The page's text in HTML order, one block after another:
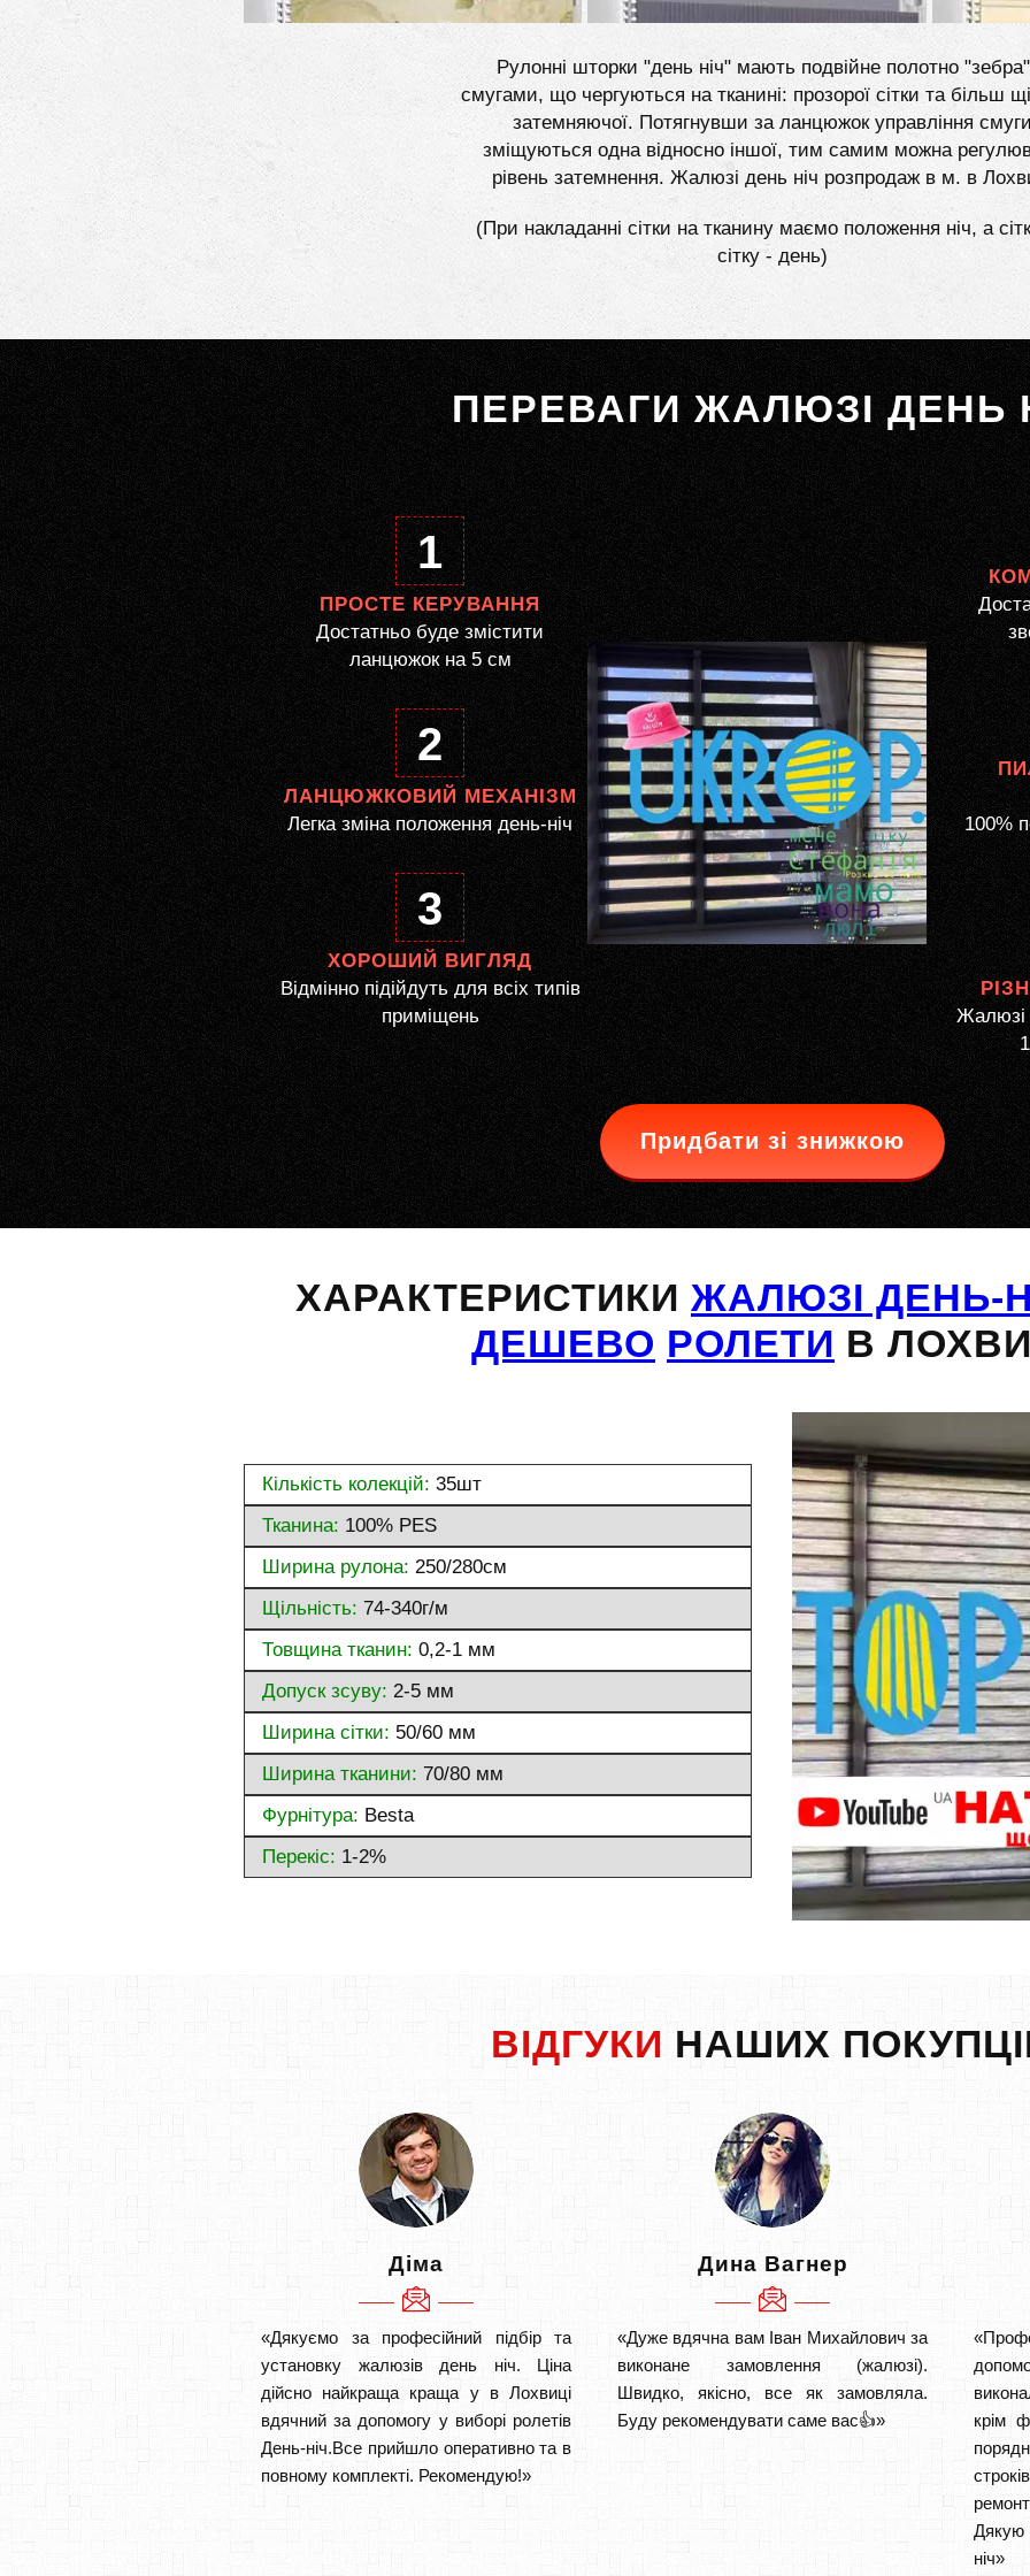
Рулонні шторки "день ніч" мають подвійне полотно "зебра"
смугами, що чергуються на тканині: прозорої сітки та більш
затемняючої. Потягнувши за ланцюжок управління
зміщуються одна відносно іншої, тим самим можна
рівень затемнення. Жалюзі день ніч розпродаж в м. в
(При накладанні сітки на тканину маємо положення ніч, а
сітку - день)
ПЕРЕВАГИ ЖАЛЮЗІ ДЕНЬ
1
ПРОСТЕ КЕРУВАННЯ
Достатньо буде змістити
ланцюжок на 5 см
2
ЛАНЦЮЖКОВИЙ МЕХАНІЗМ
Легка зміна положення день-ніч
3
ХОРОШИЙ ВИГЛЯД
Відмінно підійдуть для всіх типів
приміщень
100%
Жалюзі
Придбати зі знижкою
ХАРАКТЕРИСТИКИ ЖАЛЮЗІ ДЕНЬ-
ДЕШЕВО РОЛЕТИ В
Кількість колекцій: 35шт
Тканина: 100% PES
Ширина рулона: 250/280см
Щільність: 74-340г/м
Товщина тканин: 0,2-1 мм
Допуск зсуву: 2-5 мм
Ширина сітки: 50/60 мм
Ширина тканини: 70/80 мм
Фурнітура: Besta
Перекіс: 1-2%
ВІДГУКИ НАШИХ
Діма
«Дякуємо за професійний підбір та
установку жалюзів день ніч. Ціна
дійсно найкраща краща у в Лохвиці
вдячний за допомогу у виборі ролетів
День-ніч.Все прийшло оперативно та в
повному комплекті. Рекомендую!»
Дина Вагнер
«Дуже вдячна вам Іван Михайлович за
виконане замовлення (жалюзі).
Швидко, якісно, все як замовляла.
Буду рекомендувати саме вас👍»
крім
Дякую
ніч»